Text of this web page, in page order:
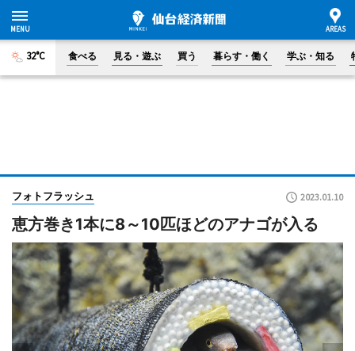
32°C 食べる 見る・遊ぶ 買う 暮らす・働く 学ぶ・知る
フォトフラッシュ 2023.01.10
恵方巻き1本に8～10匹ほどのアナゴが入る